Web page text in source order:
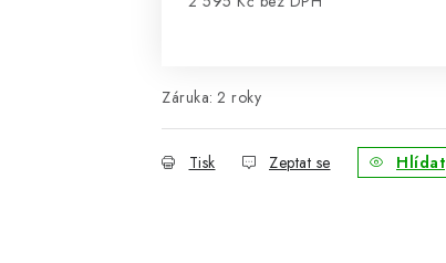
Záruka: 2 roky
Tisk Zeptat se Hlídat